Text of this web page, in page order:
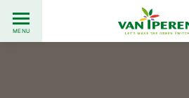
content
Back
to
MENU